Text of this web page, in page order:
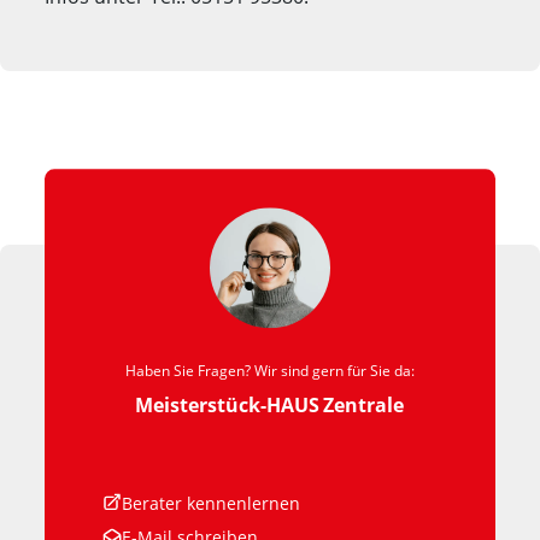
Haben Sie Fragen? Wir sind gern für Sie da:
Meisterstück-HAUSZentrale
Berater kennenlernen